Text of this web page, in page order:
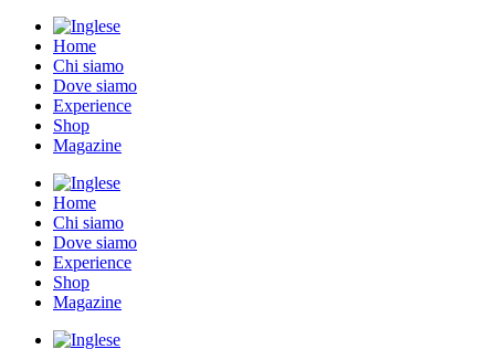
Home
Chi siamo
Dove siamo
Experience
Shop
Magazine
Home
Chi siamo
Dove siamo
Experience
Shop
Magazine